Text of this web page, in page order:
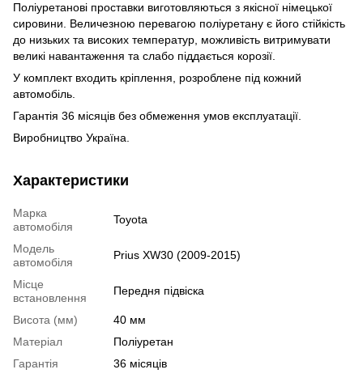
Поліуретанові проставки виготовляються з якісної німецької
сировини.
Величезною перевагою поліуретану є його стійкість
до низьких та високих температур, можливість витримувати
великі навантаження та слабо піддається корозії.
У комплект входить кріплення, розроблене під кожний
автомобіль.
Гарантія 36 місяців без обмеження умов експлуатації.
Виробництво Україна.
Характеристики
Марка
автомобіля
Toyota
Модель
автомобіля
Prius XW30 (2009-2015)
Місце
встановлення
Передня підвіска
Висота (мм)
40 мм
Матеріал
Поліуретан
Гарантія
36 місяців